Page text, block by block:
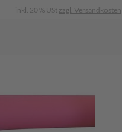
inkl. 20 % USt zzgl. Versandkosten